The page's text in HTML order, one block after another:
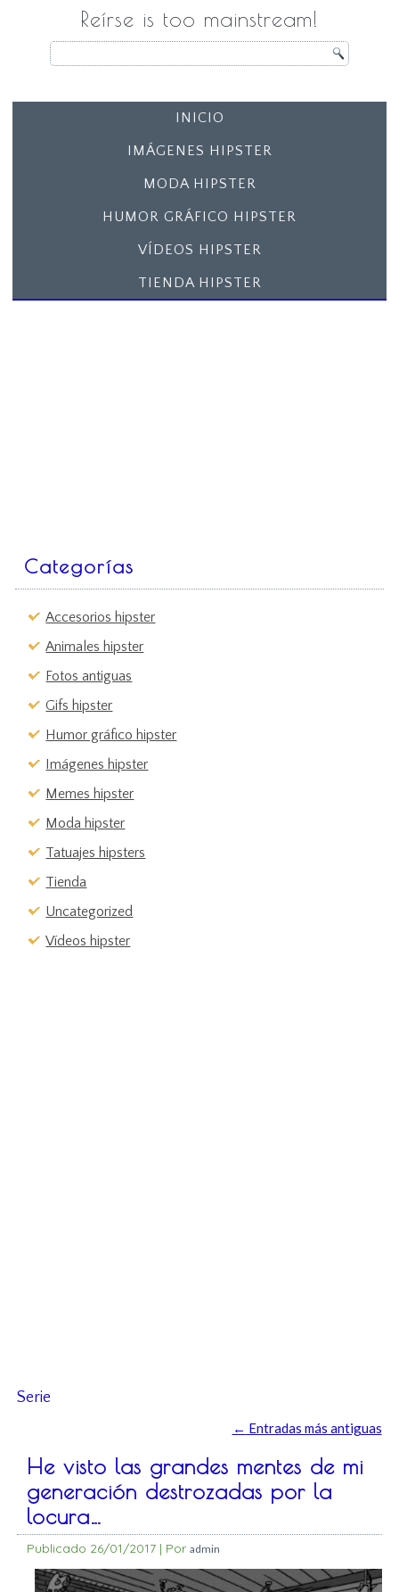
Reírse is too mainstream!
INICIO
IMÁGENES HIPSTER
MODA HIPSTER
HUMOR GRÁFICO HIPSTER
VÍDEOS HIPSTER
TIENDA HIPSTER
Categorías
Accesorios hipster
Animales hipster
Fotos antiguas
Gifs hipster
Humor gráfico hipster
Imágenes hipster
Memes hipster
Moda hipster
Tatuajes hipsters
Tienda
Uncategorized
Vídeos hipster
Serie
← Entradas más antiguas
He visto las grandes mentes de mi
generación destrozadas por la
locura…
Publicado 26/01/2017 | Por admin